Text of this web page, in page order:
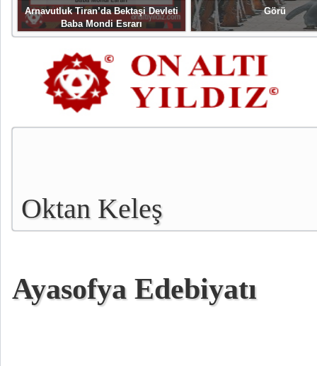
Arnavutluk Tiran’da Bektaşi Devleti
Baba Mondi Esrarı
Görü
Oktan Keleş
Ayasofya Edebiyatı